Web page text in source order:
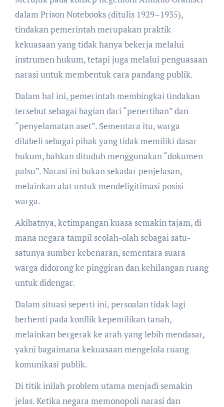
dalam Prison Notebooks (ditulis 1929–1935),
tindakan pemerintah merupakan praktik
kekuasaan yang tidak hanya bekerja melalui
instrumen hukum, tetapi juga melalui penguasaan
narasi untuk membentuk cara pandang publik.
Dalam hal ini, pemerintah membingkai tindakan
tersebut sebagai bagian dari “penertiban” dan
“penyelamatan aset”. Sementara itu, warga
dilabeli sebagai pihak yang tidak memiliki dasar
hukum, bahkan dituduh menggunakan “dokumen
palsu”. Narasi ini bukan sekadar penjelasan,
melainkan alat untuk mendeligitimasi posisi
warga.
Akibatnya, ketimpangan kuasa semakin tajam, di
mana negara tampil seolah-olah sebagai satu-
satunya sumber kebenaran, sementara suara
warga didorong ke pinggiran dan kehilangan ruang
untuk didengar.
Dalam situasi seperti ini, persoalan tidak lagi
berhenti pada konflik kepemilikan tanah,
melainkan bergerak ke arah yang lebih mendasar,
yakni bagaimana kekuasaan mengelola ruang
komunikasi publik.
Di titik inilah problem utama menjadi semakin
jelas. Ketika negara memonopoli narasi dan